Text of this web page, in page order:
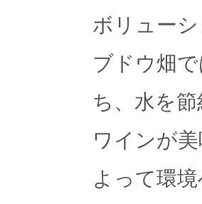
ボリュー
ブドウ畑
ち、水を
ワインが
よって環